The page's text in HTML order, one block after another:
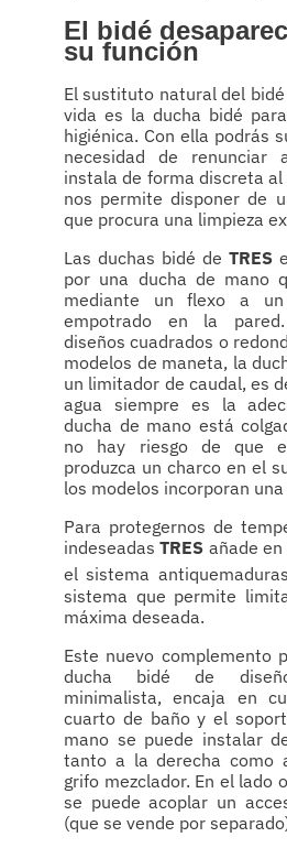
El bidé
su función
El sustituto natural del
vida es la ducha bidé
higiénica. Con ella podrás
necesidad de renunciar
instala de forma discreta
nos permite disponer de
que procura una limpieza
Las duchas bidé de TRES
por una ducha de mano
mediante un flexo a un
empotrado en la
diseños cuadrados o
modelos de maneta, la
un limitador de caudal, es
agua siempre es la
ducha de mano está
no hay riesgo de que
produzca un charco en el
los modelos incorporan
Para protegernos de
indeseadasTRES añade
el sistema antiquemaduras
sistema que permite
máxima deseada.
Este nuevo complemento
ducha bidé de
minimalista, encaja en
cuarto de baño y el
mano se puede instalar
tanto a la derecha como
grifo mezclador. En el lado
se puede acoplar un
(que se vende por